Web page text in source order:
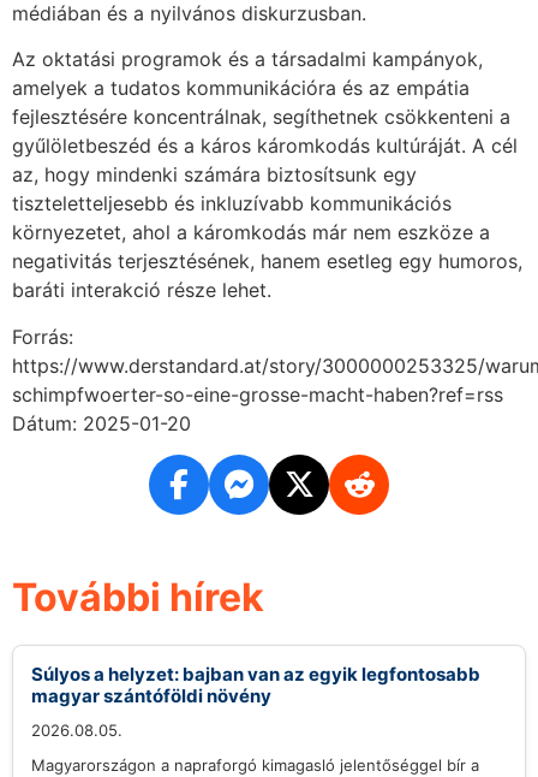
médiában és a nyilvános diskurzusban.
Az oktatási programok és a társadalmi kampányok,
amelyek a tudatos kommunikációra és az empátia
fejlesztésére koncentrálnak, segíthetnek csökkenteni a
gyűlöletbeszéd és a káros káromkodás kultúráját. A cél
az, hogy mindenki számára biztosítsunk egy
tiszteletteljesebb és inkluzívabb kommunikációs
környezetet, ahol a káromkodás már nem eszköze a
negativitás terjesztésének, hanem esetleg egy humoros,
baráti interakció része lehet.
Forrás:
https://www.derstandard.at/story/3000000253325/
schimpfwoerter-so-eine-grosse-macht-haben?ref=rss
Dátum: 2025-01-20
További hírek
Súlyos a helyzet: bajban van az egyik legfontosabb
magyar szántóföldi növény
2026.08.05.
Magyarországon a napraforgó kimagasló jelentőséggel bír a